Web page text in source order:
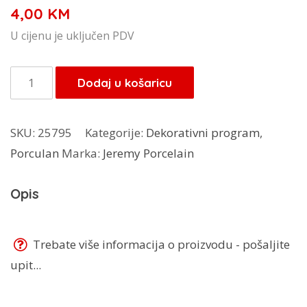
4,00 KM
U cijenu je uključen PDV
Jeremy
porculanski
količina
Dodaj u košaricu
SKU: 25795 Kategorije: Dekorativni program,
Porculan Marka: Jeremy Porcelain
Opis
Trebate više informacija o proizvodu - pošaljite
upit...